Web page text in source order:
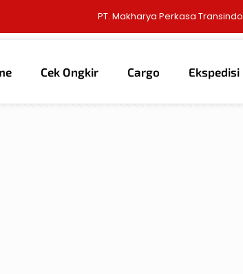
PT. Makharya Perkasa Transindo
Cek Ongkir Cargo Ekspedisi